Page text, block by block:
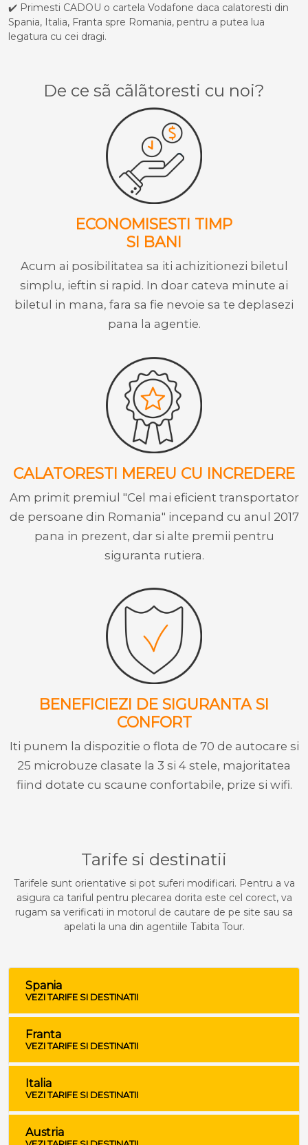
✔️ Primesti CADOU o cartela Vodafone daca calatoresti din
Spania, Italia, Franta spre Romania, pentru a putea lua
legatura cu cei dragi.
De ce sã cãlãtoresti cu noi?
ECONOMISESTI TIMP
SI BANI
Acum ai posibilitatea sa iti achizitionezi biletul
simplu, ieftin si rapid. In doar cateva minute ai
biletul in mana, fara sa fie nevoie sa te deplasezi
pana la agentie.
CALATORESTI MEREU CU INCREDERE
Am primit premiul "Cel mai eficient transportator
de persoane din Romania" incepand cu anul 2017
pana in prezent, dar si alte premii pentru
siguranta rutiera.
BENEFICIEZI DE SIGURANTA SI
CONFORT
Iti punem la dispozitie o flota de 70 de autocare si
25 microbuze clasate la 3 si 4 stele, majoritatea
fiind dotate cu scaune confortabile, prize si wifi.
Tarife si destinatii
Tarifele sunt orientative si pot suferi modificari. Pentru a va
asigura ca tariful pentru plecarea dorita este cel corect, va
rugam sa verificati in motorul de cautare de pe site sau sa
apelati la una din agentiile Tabita Tour.
Spania
VEZI TARIFE SI DESTINATII
Franta
VEZI TARIFE SI DESTINATII
Italia
VEZI TARIFE SI DESTINATII
Austria